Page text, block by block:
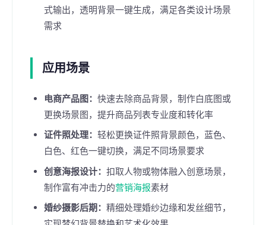
式输出，透明背景一键生成，满足各类设计场景
需求
应用场景
电商产品图： 快速去除商品背景，制作白底图或
更换场景图，提升商品列表专业度和转化率
证件照处理： 轻松更换证件照背景颜色，蓝色、
白色、红色一键切换，满足不同场景要求
创意海报设计： 扣取人物或物体融入创意场景，
制作富有冲击力的营销海报素材
婚纱摄影后期： 精细处理婚纱边缘和发丝细节，